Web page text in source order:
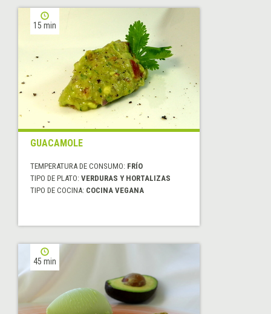
15 min
GUACAMOLE
TEMPERATURA DE CONSUMO: FRÍO
TIPO DE PLATO: VERDURAS Y HORTALIZAS
TIPO DE COCINA: COCINA VEGANA
45 min